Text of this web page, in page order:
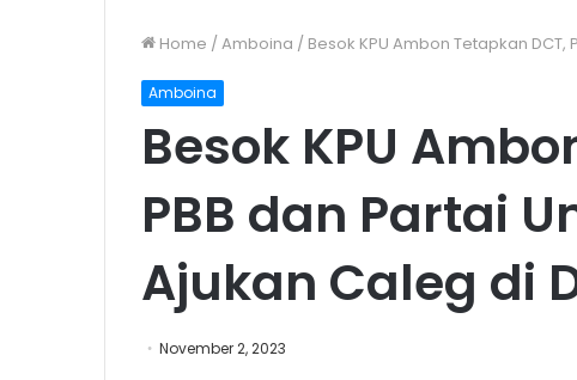
Home /Amboina / Besok KPU Ambon Tetapkan
Amboina
Besok KPU
PBB dan Partai
Ajukan Caleg di
November 2, 2023